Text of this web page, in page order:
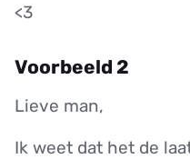
<3
Voorbeeld 2
Lieve man,
Ik weet dat het de